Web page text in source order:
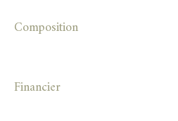
Composition
Financier